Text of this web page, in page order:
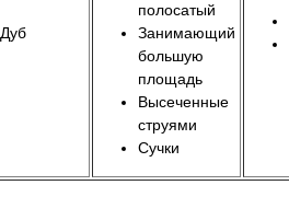
Дуб
полосатый
Занимающий
большую
площадь
Выcеченные
струями
Сучки